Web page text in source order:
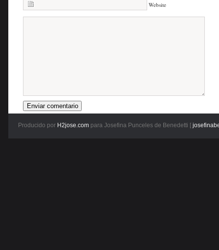
Website
Producido por H2jose.com para Josefina Punceles de Benedetti [